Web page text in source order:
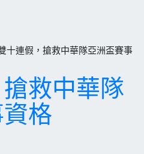
十連假，搶救中華隊亞洲盃賽事
救中華隊
格